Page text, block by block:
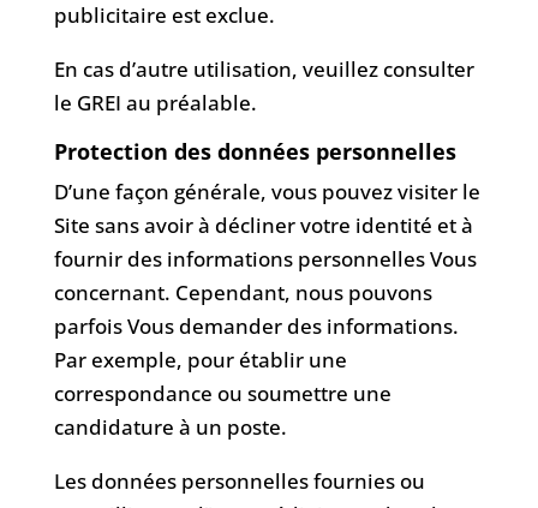
publicitaire est exclue.
En cas d’autre utilisation, veuillez consulter
le GREI au préalable.
Protection des données personnelles
D’une façon générale, vous pouvez visiter le
Site sans avoir à décliner votre identité et à
fournir des informations personnelles Vous
concernant. Cependant, nous pouvons
parfois Vous demander des informations.
Par exemple, pour établir une
correspondance ou soumettre une
candidature à un poste.
Les données personnelles fournies ou